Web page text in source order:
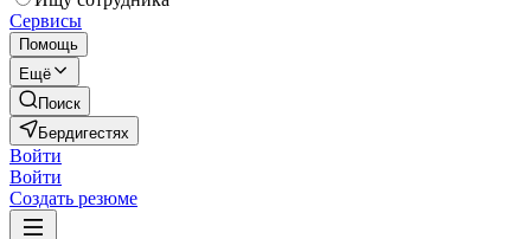
Сервисы
Помощь
Ещё
Поиск
Бердигестях
Войти
Войти
Создать резюме